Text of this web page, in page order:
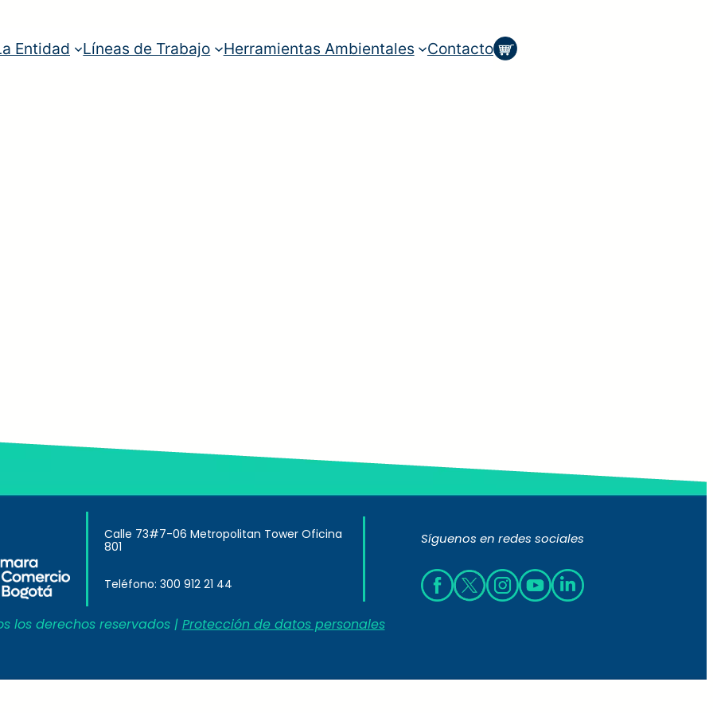
Entidad Líneas de Trabajo Herramientas Ambientales Contacto
Calle 73#7-06 Metropolitan Tower Oficina
801
Teléfono: 300 912 21 44
Síguenos en redes sociales
los derechos reservados | Protección de datos personales